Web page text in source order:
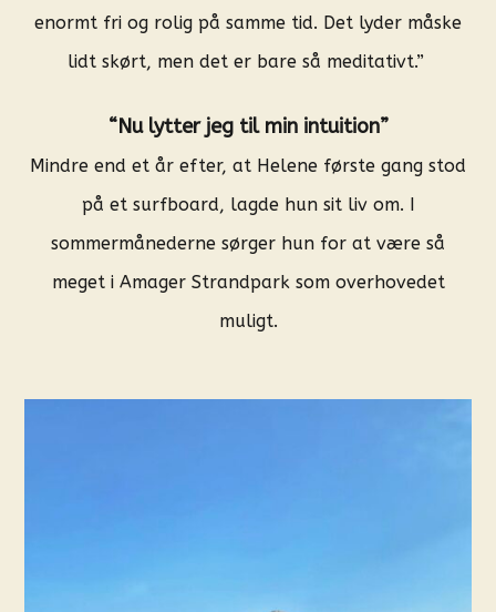
enormt fri og rolig på samme tid. Det lyder måske
lidt skørt, men det er bare så meditativt.”
“Nu lytter jeg til min intuition”
Mindre end et år efter, at Helene første gang stod
på et surfboard, lagde hun sit liv om. I
sommermånederne sørger hun for at være så
meget i Amager Strandpark som overhovedet
muligt.